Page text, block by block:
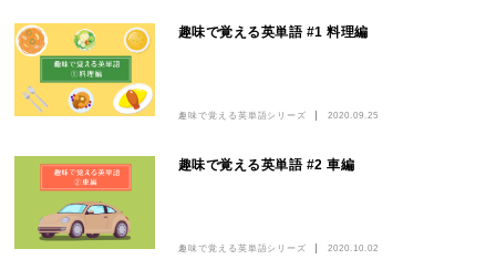
趣味で覚える英単語 #1 料理編
趣味で覚える英単語シリーズ 2020.09.25
趣味で覚える英単語 #2 車編
趣味で覚える英単語シリーズ 2020.10.02